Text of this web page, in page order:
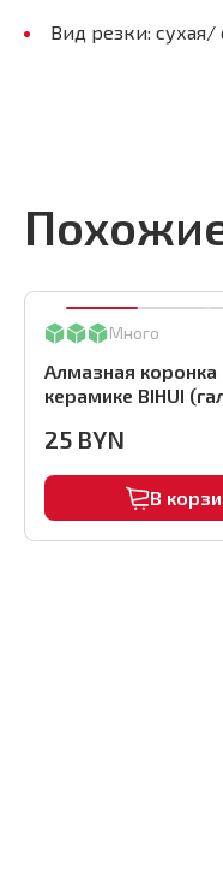
Вид резки:
Много
Алмазная коронка
керамике BIHUI
арт.DBW35
25 BYN
В